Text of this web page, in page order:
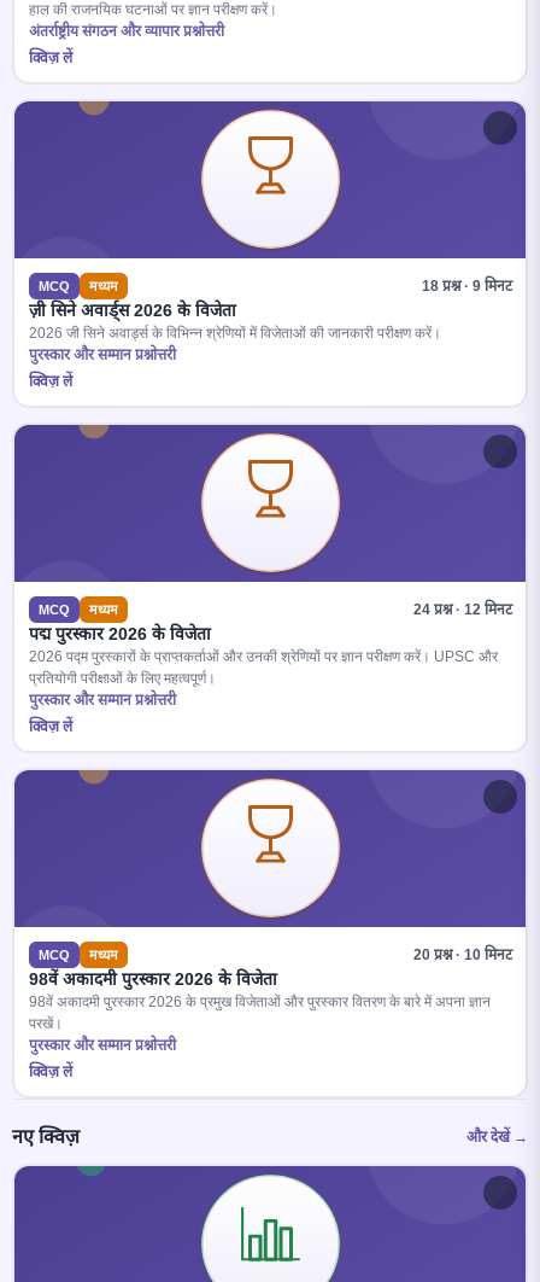
हाल की राजनयिक घटनाओं पर ज्ञान परीक्षण करें।
अंतर्राष्ट्रीय संगठन और व्यापार प्रश्नोत्तरी
क्विज़ लें
MCQ मध्यम 18 प्रश्न · 9 मिनट
ज़ी सिने अवार्ड्स 2026 के विजेता
2026 जी सिने अवार्ड्स के विभिन्न श्रेणियों में विजेताओं की जानकारी परीक्षण करें।
पुरस्कार और सम्मान प्रश्नोत्तरी
क्विज़ लें
MCQ मध्यम 24 प्रश्न · 12 मिनट
पद्म पुरस्कार 2026 के विजेता
2026 पद्म पुरस्कारों के प्राप्तकर्ताओं और उनकी श्रेणियों पर ज्ञान परीक्षण करें। UPSC और
प्रतियोगी परीक्षाओं के लिए महत्वपूर्ण।
पुरस्कार और सम्मान प्रश्नोत्तरी
क्विज़ लें
MCQ मध्यम 20 प्रश्न · 10 मिनट
98वें अकादमी पुरस्कार 2026 के विजेता
98वें अकादमी पुरस्कार 2026 के प्रमुख विजेताओं और पुरस्कार वितरण के बारे में अपना ज्ञान
परखें।
पुरस्कार और सम्मान प्रश्नोत्तरी
क्विज़ लें
नए क्विज़ और देखें →